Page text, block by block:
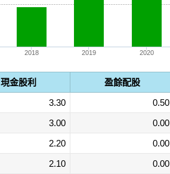
2018 2019 2020
現金股利 盈餘配股
3.30 0.50
3.00 0.00
2.20 0.00
2.10 0.00